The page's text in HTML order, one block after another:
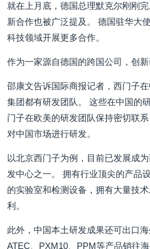
就在上月底，德国总理默克尔刚刚
新合作也被广泛提及。 德国驻华大
科技领域开展更多合作。
作为一家源自德国的跨国公司，创新
邵康文告诉国际商报记者，西门子
集团都有研发团队。 这些在中国的
门子在欧美的研发团队保持密切联
对中国市场进行研发。
以北京西门子为例，目前已发展成
发中心之一。 拥有行业顶尖的产品
的实验室和检测设备，拥有大量技
利。
此外，中国本土研发成果还可出口
ATEC、PXM10、PPM等产品销往